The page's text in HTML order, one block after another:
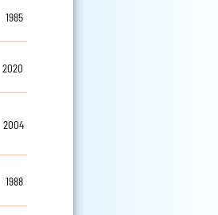
1985
2020
2004
1988